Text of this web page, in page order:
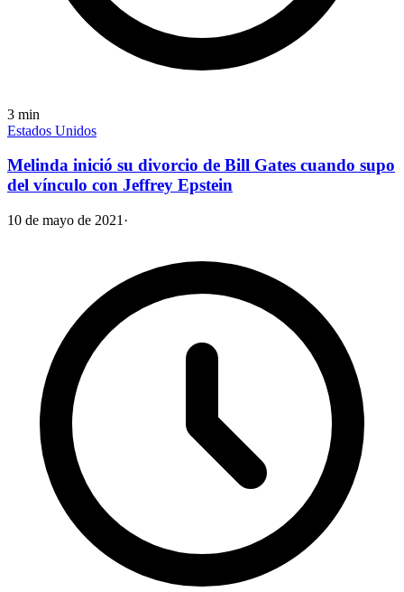
3 min
Estados Unidos
Melinda inició su divorcio de Bill Gates cuando supo
del vínculo con Jeffrey Epstein
10 de mayo de 2021 ·